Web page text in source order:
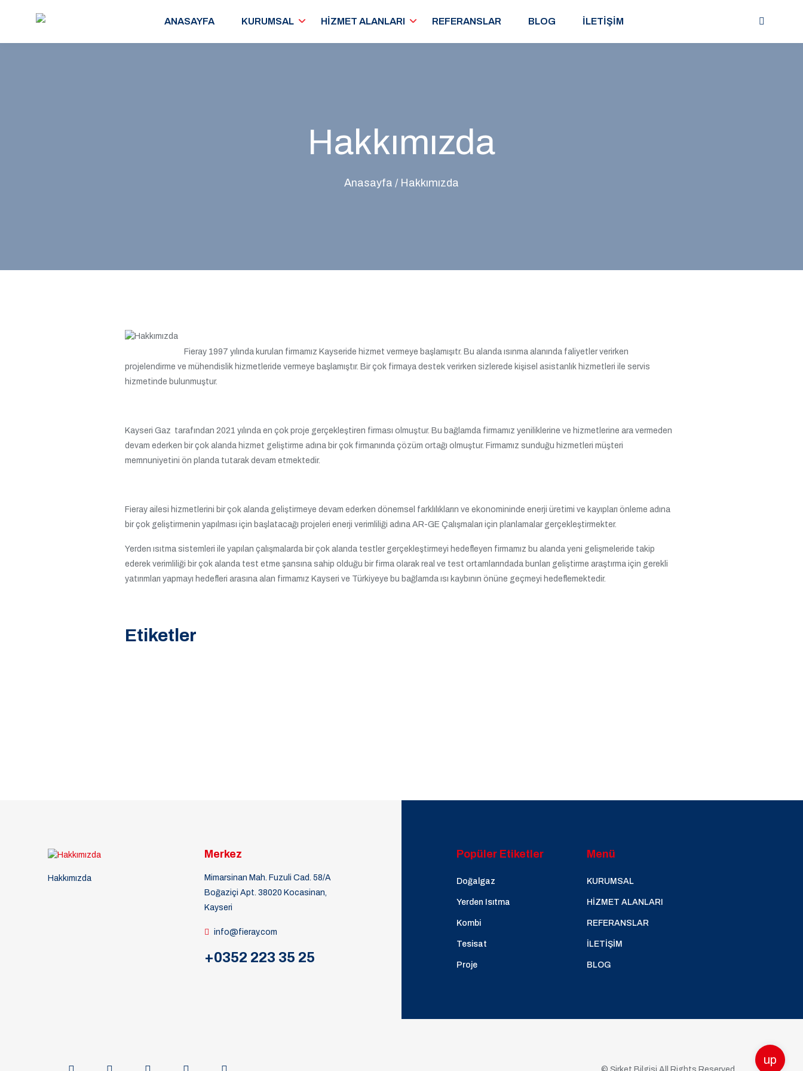
ANASAYFA KURUMSAL HİZMET ALANLARI REFERANSLAR BLOG İLETİŞİM
Hakkımızda
Anasayfa / Hakkımızda
Fieray 1997 yılında kurulan firmamız Kayseride hizmet vermeye başlamışıtr. Bu alanda ısınma alanında faliyetler verirken
projelendirme ve mühendislik hizmetleride vermeye başlamıştır. Bir çok firmaya destek verirken sizlerede kişisel asistanlık hizmetleri ile servis
hizmetinde bulunmuştur.
Kayseri Gaz tarafından 2021 yılında en çok proje gerçekleştiren firması olmuştur. Bu bağlamda firmamız yeniliklerine ve hizmetlerine ara vermeden
devam ederken bir çok alanda hizmet geliştirme adına bir çok firmanında çözüm ortağı olmuştur. Firmamız sunduğu hizmetleri müşteri
memnuniyetini ön planda tutarak devam etmektedir.
Fieray ailesi hizmetlerini bir çok alanda geliştirmeye devam ederken dönemsel farklılıkların ve ekonomininde enerji üretimi ve kayıpları önleme adına
bir çok geliştirmenin yapılması için başlatacağı projeleri enerji verimliliği adına AR-GE Çalışmaları için planlamalar gerçekleştirmekter.
Yerden ısıtma sistemleri ile yapılan çalışmalarda bir çok alanda testler gerçekleştirmeyi hedefleyen firmamız bu alanda yeni gelişmeleride takip
ederek verimliliği bir çok alanda test etme şansına sahip olduğu bir firma olarak real ve test ortamlarındada bunları geliştirme araştırma için gerekli
yatırımları yapmayı hedefleri arasına alan firmamız Kayseri ve Türkiyeye bu bağlamda ısı kaybının önüne geçmeyi hedeflemektedir.
Etiketler
Hakkımızda
Merkez
Mimarsinan Mah. Fuzuli Cad. 58/A
Boğaziçi Apt. 38020 Kocasinan,
Kayseri
info@fieray.com
+0352 223 35 25
Popüler Etiketler
Doğalgaz
Yerden Isıtma
Kombi
Tesisat
Proje
Menü
KURUMSAL
HİZMET ALANLARI
REFERANSLAR
İLETİŞİM
BLOG
up